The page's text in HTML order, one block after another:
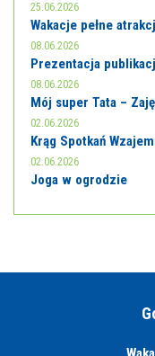
25.06.2026
Wakacje pełne
08.06.2026
Prezentacja
08.06.2026
Mój super Tata –
02.06.2026
Krąg Spotkań
02.06.2026
Joga w ogrodzie